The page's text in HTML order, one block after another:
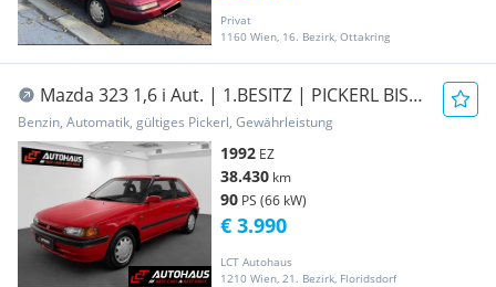
Privat
1160 Wien, 16. Bezirk, Ottakring
Mazda 323 1,6 i Aut. | 1.BESITZ | PICKERL BIS
03/2027 |
Benzin, Automatik, gültiges Pickerl, Gewährleistung
1992 EZ
38.430 km
90 PS (66 kW)
LCT Autohaus
1210 Wien, 21. Bezirk, Floridsdorf
€ 3.990